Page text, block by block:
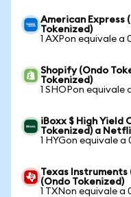
American Express
Tokenized)
1 AXPon equivale a
Shopify (Ondo
Tokenized)
1 SHOPon equivale
iBoxx $ High Yield
Tokenized) a
1 HYGon equivale a
Texas
(Ondo Tokenized)
1 TXNon equivale a